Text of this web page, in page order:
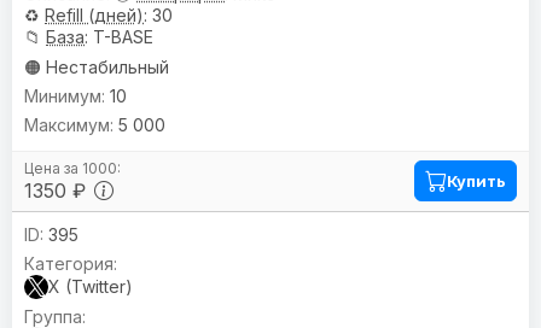
♻️ Refill (дней): 30
📁 База: T-BASE
🟠 Нестабильный
1350 ₽
10
5 000
Купить
395
X (Twitter)